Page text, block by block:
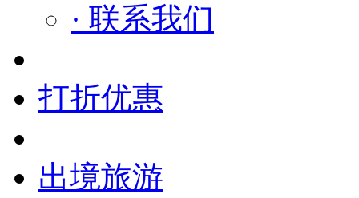
· 联系我们
打折优惠
出境旅游